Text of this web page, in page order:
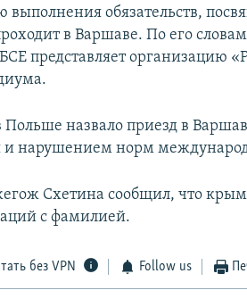
обязательств,
в Варшаве. По его
представляет организацию
назвало приезд в
и нарушением норм
Схетина сообщил, что
с фамилией.
без VPN Follow us